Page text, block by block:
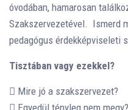
óvodában, hamarosan
Szakszervezetével. Ismerd
pedagógus érdekképviseleti
Tisztában vagy ezekkel?
Mire jó a szakszervezet?
Egyedül tényleg nem megy?